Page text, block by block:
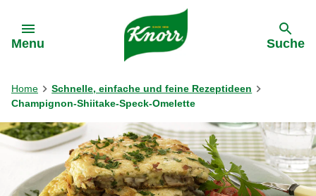
Menu Suche
Home
Schnelle, einfache und feine Rezeptideen
Champignon-Shiitake-Speck-Omelette